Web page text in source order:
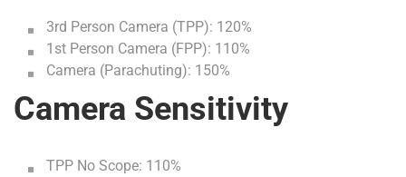
3rd Person Camera (TPP): 120%
1st Person Camera (FPP): 110%
Camera (Parachuting): 150%
Camera Sensitivity
TPP No Scope: 110%